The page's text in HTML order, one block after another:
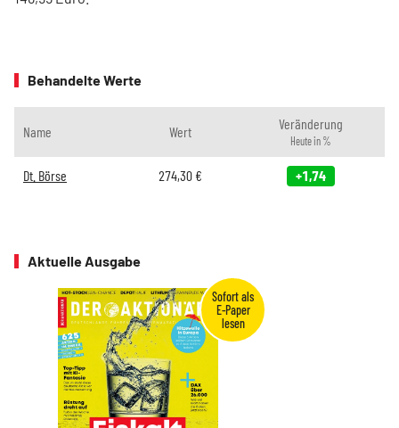
Behandelte Werte
Name Wert Veränderung
Heute in %
Dt. Börse 274,30 € +1,74
Aktuelle Ausgabe